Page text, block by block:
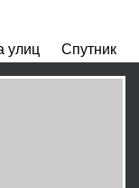
улиц Спутник